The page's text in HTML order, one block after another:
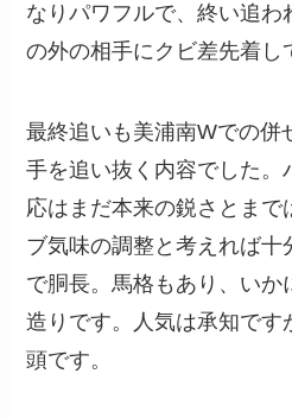
なりパワフルで、終い追わ
の外の相手にクビ差先着し
最終追いも美浦南Wでの併
手を追い抜く内容でした。
応はまだ本来の鋭さとまで
ブ気味の調整と考えれば十
で胴長。馬格もあり、いか
造りです。人気は承知です
頭です。